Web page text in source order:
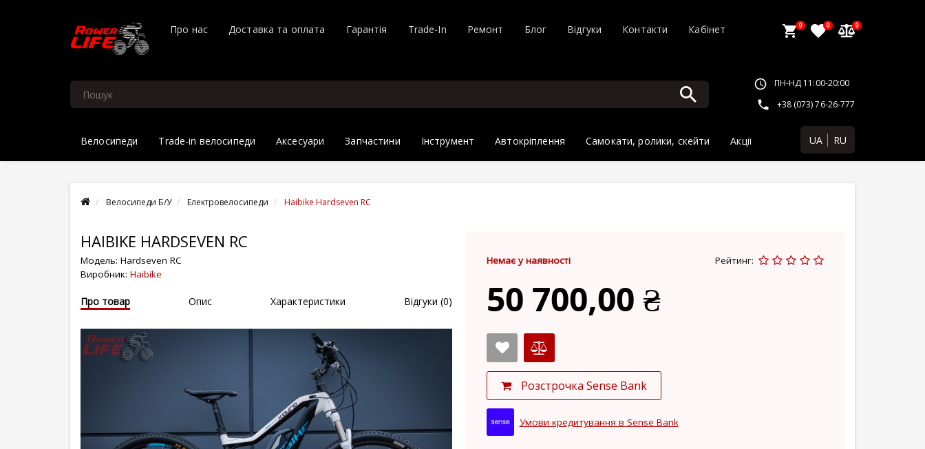
Про нас Доставка та оплата Гарантія Trade-In Ремонт Блог Відгуки Контакти Кабінет 0 0 0
ПН-НД 11:00-20:00
+38 (073) 76-26-777
Велосипеди Trade-in велосипеди Аксесуари Запчастини Інструмент Автокріплення Самокати, ролики, скейти Акції UA RU
Велосипеди Б/У Електровелосипеди Haibike Hardseven RC
HAIBIKE HARDSEVEN RC
Модель: Hardseven RC
Виробник: Haibike
Про товар Опис Характеристики Відгуки (0)
Немає у наявності Рейтинг:
50 700,00 ₴
Розстрочка Sense Bank
Умови кредитування в Sense Bank